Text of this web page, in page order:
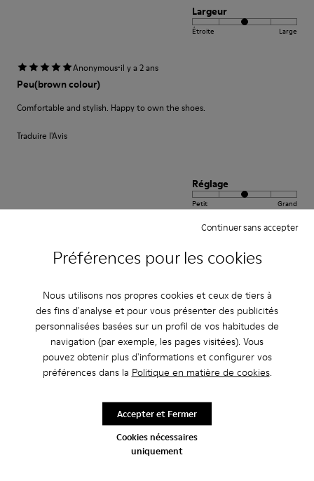
Préférences pour les cookies
Nous utilisons nos propres cookies et ceux de tiers à
des fins d'analyse et pour vous présenter des publicités
personnalisées basées sur un profil de vos habitudes de
navigation (par exemple, les pages visitées). Vous
pouvez obtenir plus d'informations et configurer vos
préférences dans la Politique en matière de cookies.
Cookies nécessaires
uniquement
Continuer sans accepter
Accepter et Fermer
Largeur
Étroite Large
Anonymous·il y a 2 ans
Peu(brown colour)
Comfortable and stylish. Happy to own the shoes.
Traduire l'Avis
Réglage
Petit Grand
Excelente
Muy comodo excelente compra me gusto
Traduire l'Avis
Petit
Largeur